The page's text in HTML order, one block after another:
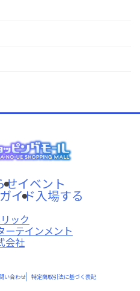
せイベント
イド入場する
ック
ーテインメント
会社
い合わせ 特定商取引法に基づく表記